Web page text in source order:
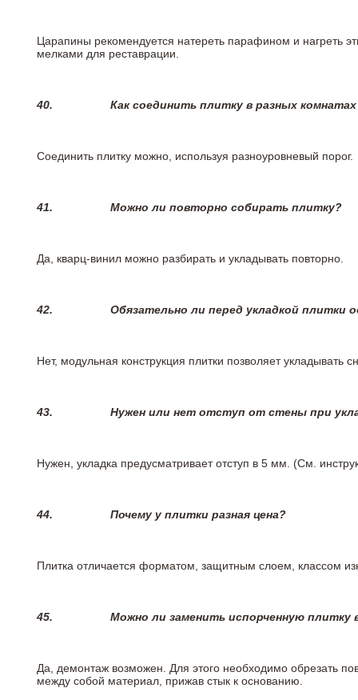
Царапины рекомендуется натереть парафином и нагреть
мелками для реставрации.
40. Как соединить плитку в разных
Соединить плитку можно, используя разноуровневый порог.
41. Можно ли повторно собирать плитку?
Да, кварц-винил можно разбирать и укладывать повторно.
42. Обязательно ли перед укладкой плитки
Нет, модульная конструкция плитки позволяет
43. Нужен или нет отступ от стены при
Нужен, укладка предусматривает отступ в 5 мм. (См.
44. Почему у плитки разная цена?
Плитка отличается форматом, защитным слоем, классом
45. Можно ли заменить испорченную плитку
Да, демонтаж возможен. Для этого необходимо обрезать
между собой материал, прижав стык к основанию.